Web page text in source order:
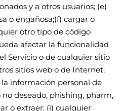
y a otros usuarios; (e)
o engañosa;(f) cargar o
otro tipo de código
afectar la funcionalidad
Servicio o de cualquier sitio
sitios web o de Internet;
información personal de
deseado, phishing, pharm,
o extraer; (i) cualquier